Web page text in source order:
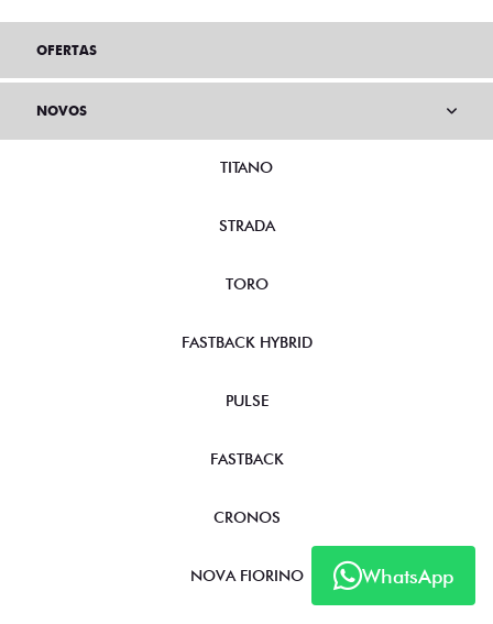
WhatsApp
OFERTAS
NOVOS
TITANO
STRADA
TORO
FASTBACK HYBRID
PULSE
FASTBACK
CRONOS
NOVA FIORINO